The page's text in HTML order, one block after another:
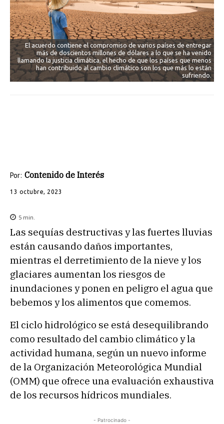
El acuerdo contiene el compromiso de varios países de entregar
más de doscientos millones de dólares a lo que se ha venido
llamando la justicia climática, el hecho de que los países que menos
han contribuido al cambio climático son los que más lo están
sufriendo.
Por: Contenido de Interés
13 octubre, 2023
5 min.
Las sequías destructivas y las fuertes lluvias
están causando daños importantes,
mientras el derretimiento de la nieve y los
glaciares aumentan los riesgos de
inundaciones y ponen en peligro el agua que
bebemos y los alimentos que comemos.
El ciclo hidrológico se está desequilibrando
como resultado del cambio climático y la
actividad humana, según un nuevo informe
de la Organización Meteorológica Mundial
(OMM) que ofrece una evaluación exhaustiva
de los recursos hídricos mundiales.
- Patrocinado -